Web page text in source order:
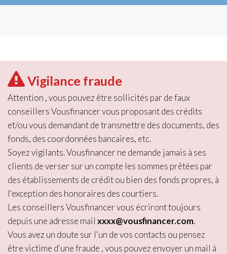
Vigilance fraude
Attention , vous pouvez être sollicités par de faux
conseillers Vousfinancer vous proposant des crédits
et/ou vous demandant de transmettre des documents, des
fonds, des coordonnées bancaires, etc.
Soyez vigilants. Vousfinancer ne demande jamais à ses
clients de verser sur un compte les sommes prêtées par
des établissements de crédit ou bien des fonds propres, à
l'exception des honoraires des courtiers.
Les conseillers Vousfinancer vous écriront toujours
depuis une adresse mail xxxx@vousfinancer.com.
Vous avez un doute sur l'un de vos contacts ou pensez
être victime d'une fraude , vous pouvez envoyer un mail à